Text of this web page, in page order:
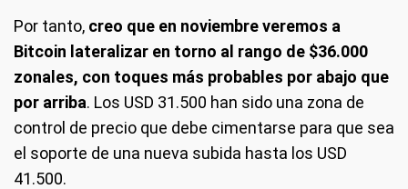
Por tanto, creo que en noviembre veremos a
Bitcoin lateralizar en torno al rango de $36.000
zonales, con toques más probables por abajo que
por arriba. Los USD 31.500 han sido una zona de
control de precio que debe cimentarse para que sea
el soporte de una nueva subida hasta los USD
41.500.